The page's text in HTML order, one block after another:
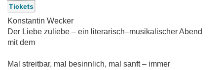
Tickets
Konstantin Wecker
Der Liebe zuliebe – ein literarisch–musikalischer Abend
mit dem
Mal streitbar, mal besinnlich, mal sanft – immer